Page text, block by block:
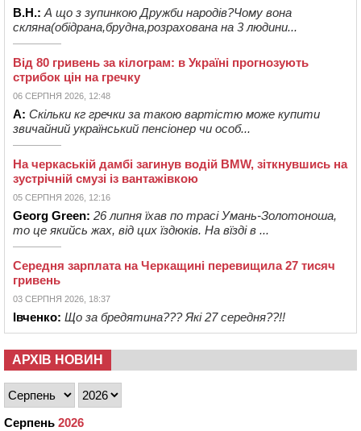
В.Н.: А що з зупинкою Дружби народів?Чому вона
скляна(обідрана,брудна,розрахована на 3 людини...
Від 80 гривень за кілограм: в Україні прогнозують
стрибок цін на гречку
06 СЕРПНЯ 2026, 12:48
А: Скільки кг гречки за такою вартістю може купити
звичайний український пенсіонер чи особ...
На черкаській дамбі загинув водій BMW, зіткнувшись на
зустрічній смузі із вантажівкою
05 СЕРПНЯ 2026, 12:16
Georg Green: 26 липня їхав по трасі Умань-Золотоноша,
то це якийсь жах, від цих їздюків. На вїзді в ...
Середня зарплата на Черкащині перевищила 27 тисяч
гривень
03 СЕРПНЯ 2026, 18:37
Івченко: Що за бредятина??? Які 27 середня??!!
АРХІВ НОВИН
Серпень 2026